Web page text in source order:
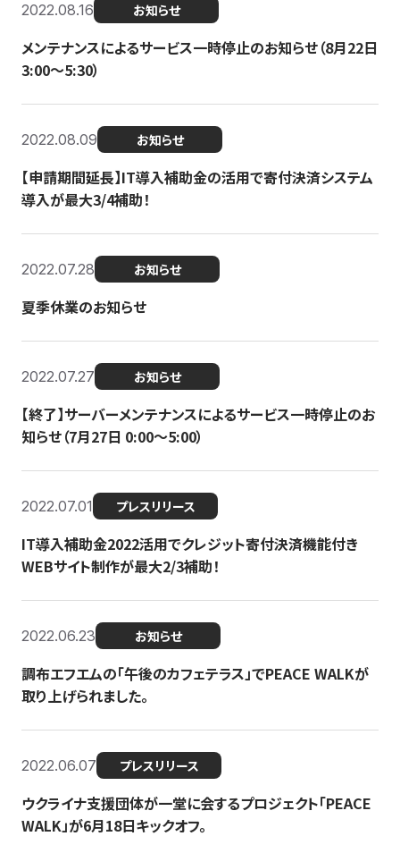
2022.08.16 お知らせ
メンテナンスによるサービス一時停止のお知らせ（8月22日
3:00〜5:30）
2022.08.09 お知らせ
【申請期間延長】IT導入補助金の活用で寄付決済システム
導入が最大3/4補助！
2022.07.28 お知らせ
夏季休業のお知らせ
2022.07.27 お知らせ
【終了】サーバーメンテナンスによるサービス一時停止のお
知らせ（7月27日 0:00〜5:00）
2022.07.01 プレスリリース
IT導入補助金2022活用でクレジット寄付決済機能付き
WEBサイト制作が最大2/3補助！
2022.06.23 お知らせ
調布エフエムの「午後のカフェテラス」でPEACE WALKが
取り上げられました。
2022.06.07 プレスリリース
ウクライナ支援団体が一堂に会するプロジェクト「PEACE
WALK」が6月18日キックオフ。